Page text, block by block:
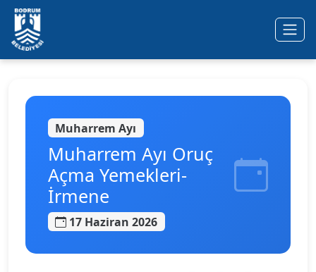
Ana içeriğe geç
Muharrem Ayı
Muharrem Ayı Oruç
Açma Yemekleri-
İrmene
17 Haziran 2026